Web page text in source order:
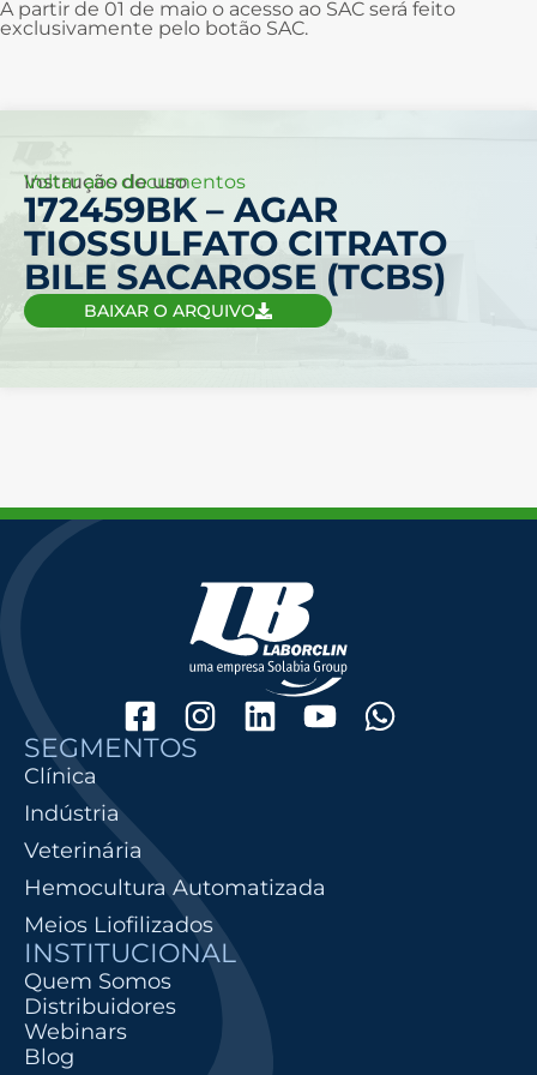
A partir de 01 de maio o acesso ao SAC será feito
exclusivamente pelo botão SAC.
Voltar aos documentos
Instrução de uso
172459BK – AGAR
TIOSSULFATO CITRATO
BILE SACAROSE (TCBS)
BAIXAR O ARQUIVO
SEGMENTOS
Clínica
Indústria
Veterinária
Hemocultura Automatizada
Meios Liofilizados
INSTITUCIONAL
Quem Somos
Distribuidores
Webinars
Blog